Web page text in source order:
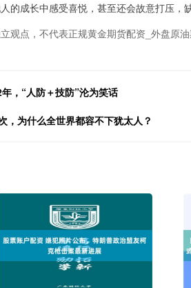
的成长中感受喜悦，甚至还会故意打压，
观点，不代表正规黄金期货配资_外盘原
，“人防＋技防”沦为笑话
，为什么全世界都容不下犹太人？